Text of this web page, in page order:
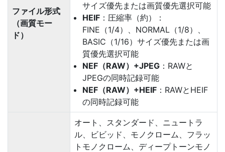
ファイル形式
（画質モー
ド）
サイズ優先または画質優先選択可能
HEIF ：圧縮率（約）：
FINE（1/4）、NORMAL（1/8）、
BASIC（1/16）サイズ優先または画
質優先選択可能
NEF（RAW）+JPEG ：RAWと
JPEGの同時記録可能
NEF（RAW）+HEIF ：RAWとHEIF
の同時記録可能
オート、スタンダード、ニュートラ
ル、ビビッド、モノクローム、フラッ
トモノクローム、ディープトーンモノ